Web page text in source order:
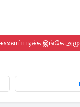
படிக்க இங்கே